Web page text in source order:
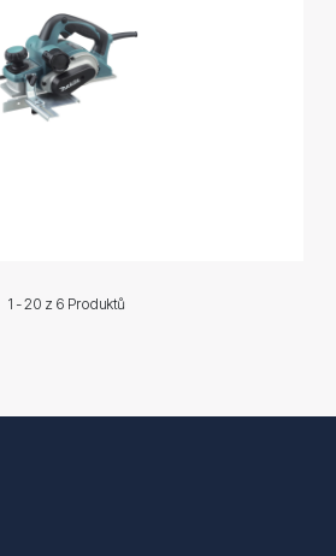
1 - 20 z 6 Produktů